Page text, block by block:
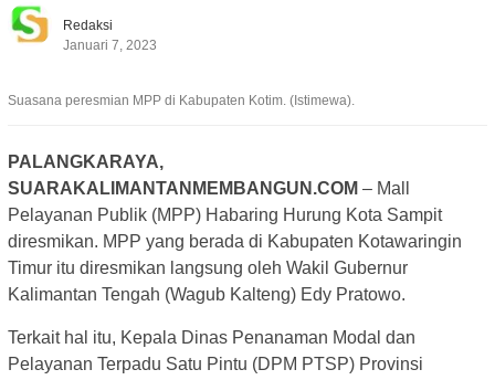
Redaksi
Januari 7, 2023
Suasana peresmian MPP di Kabupaten Kotim. (Istimewa).
PALANGKARAYA,
SUARAKALIMANTANMEMBANGUN.COM – Mall
Pelayanan Publik (MPP) Habaring Hurung Kota Sampit
diresmikan. MPP yang berada di Kabupaten Kotawaringin
Timur itu diresmikan langsung oleh Wakil Gubernur
Kalimantan Tengah (Wagub Kalteng) Edy Pratowo.
Terkait hal itu, Kepala Dinas Penanaman Modal dan
Pelayanan Terpadu Satu Pintu (DPM PTSP) Provinsi